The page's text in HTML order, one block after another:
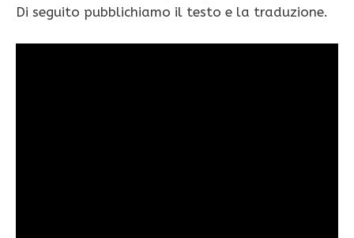
Di seguito pubblichiamo il testo e la traduzione.